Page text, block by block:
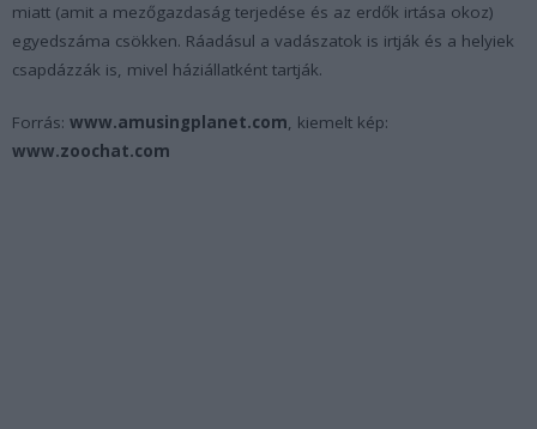
miatt (amit a mezőgazdaság terjedése és az erdők irtása okoz)
egyedszáma csökken. Ráadásul a vadászatok is irtják és a helyiek
csapdázzák is, mivel háziállatként tartják.
Forrás: www.amusingplanet.com, kiemelt kép:
www.zoochat.com